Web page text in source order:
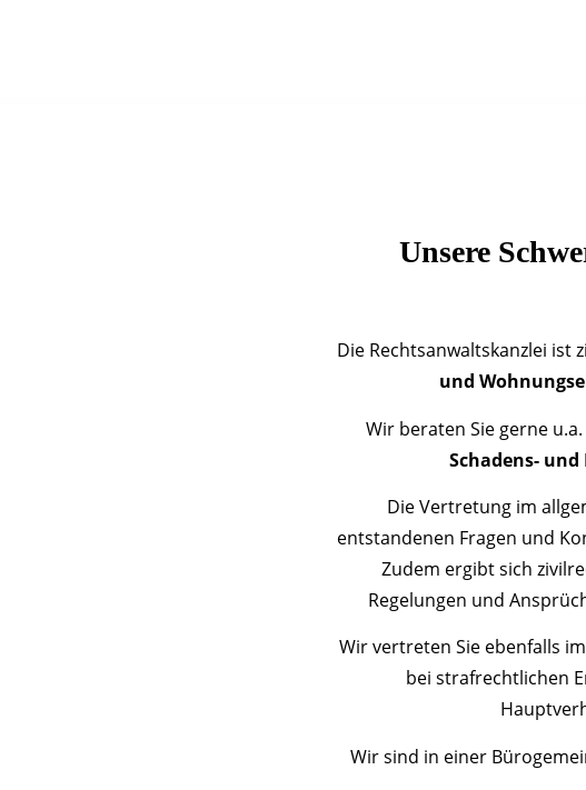
Unsere
Die Rechtsanwaltskanzlei ist
und
Wir beraten Sie gerne u.a.
Schadens-
Die Vertretung im
entstandenen Fragen und
Zudem ergibt sich
Regelungen und
Wir vertreten Sie ebenfalls im
bei strafrechtlichen
Wir sind in einer